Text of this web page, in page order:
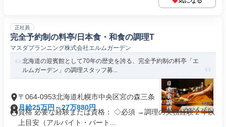
正社員
完全予約制の料亭/日本食・和食の調理T
マスダプランニング株式会社エルムガーデン
北海道の迎賓館として70年の歴史を誇る、完全予約制の料亭「エ
ルムガーデン」の調理スタッフ募...
〒064-0953北海道札幌市中央区宮の森三条
月給25万円～27万880円
資格 必要な経験または資格： ◇必須 →調理の実務経験２年以
上目安（アルバイト・パート...